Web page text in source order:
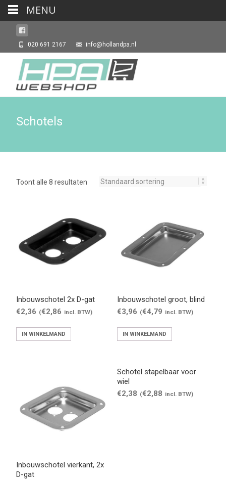
020 691 2167 info@hollandpa.nl
Schotels
Toont alle 8 resultaten
Inbouwschotel 2x D-gat
€2,36 (€2,86 incl. BTW)
IN WINKELMAND
Inbouwschotel groot, blind
€3,96 (€4,79 incl. BTW)
IN WINKELMAND
Inbouwschotel vierkant, 2x
D-gat
Schotel stapelbaar voor
wiel
€2,38 (€2,88 incl. BTW)
MENU